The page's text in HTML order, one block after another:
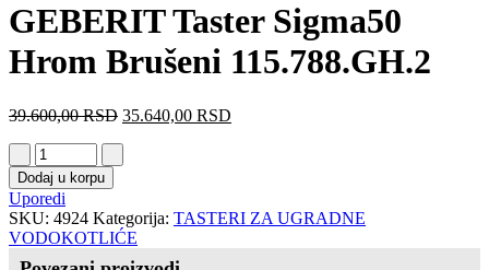
GEBERIT Taster Sigma50
Hrom Brušeni 115.788.GH.2
39.600,00RSD 35.640,00 RSD
Dodaj u korpu
Uporedi
SKU: 4924 Kategorija: TASTERI ZA UGRADNE
VODOKOTLIĆE